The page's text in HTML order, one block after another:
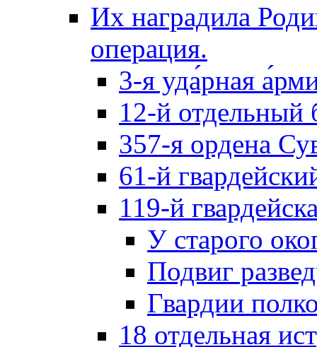
Их наградила
операция.
3-я уда́рная
12-й отдельный
357-я ордена
61-й
119-й
У старого
Подвиг
Гвардии
18 отдельная